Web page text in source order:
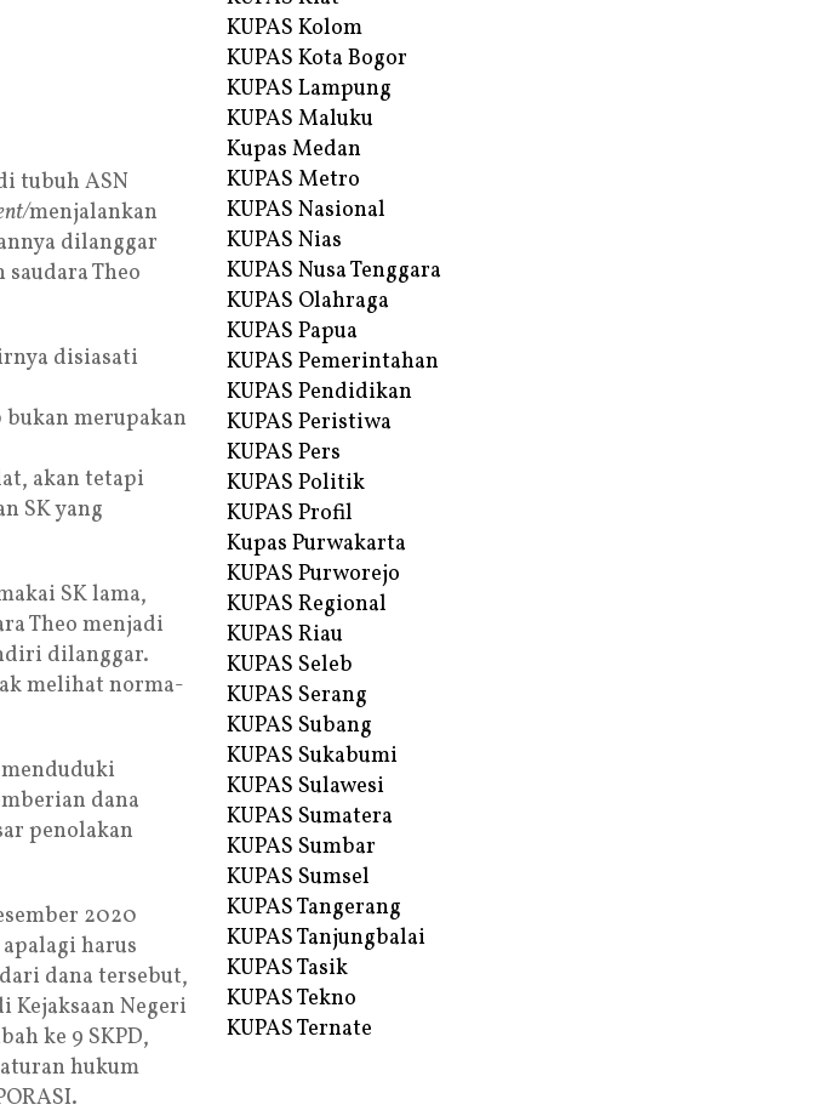
tubuh ASN
menjalankan
dilanggar
Theo
disiasati
merupakan
akan tetapi
SK yang
SK lama,
Theo menjadi
dilanggar.
melihat norma-
dana
penolakan
2020
harus
dana tersebut,
Kejaksaan Negeri
ke 9 SKPD,
hukum
KUPAS Kolom
KUPAS Kota Bogor
KUPAS Lampung
KUPAS Maluku
Kupas Medan
KUPAS Metro
KUPAS Nasional
KUPAS Nias
KUPAS Nusa Tenggara
KUPAS Olahraga
KUPAS Papua
KUPAS Pemerintahan
KUPAS Pendidikan
KUPAS Peristiwa
KUPAS Pers
KUPAS Politik
KUPAS Profil
Kupas Purwakarta
KUPAS Purworejo
KUPAS Regional
KUPAS Riau
KUPAS Seleb
KUPAS Serang
KUPAS Subang
KUPAS Sukabumi
KUPAS Sulawesi
KUPAS Sumatera
KUPAS Sumbar
KUPAS Sumsel
KUPAS Tangerang
KUPAS Tanjungbalai
KUPAS Tasik
KUPAS Tekno
KUPAS Ternate